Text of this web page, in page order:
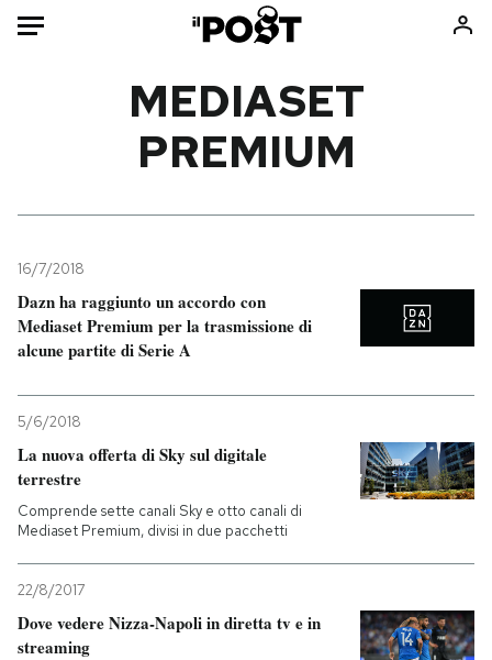
Mondo
Tecnologia
Internet
Scienza
Libri
Mondiali calcio 2026
PODCAST
MEDIASET
PREMIUM
16/7/2018
Dazn ha raggiunto un accordo con
Mediaset Premium per la trasmissione di
alcune partite di Serie A
5/6/2018
La nuova offerta di Sky sul digitale
terrestre
Comprende sette canali Sky e otto canali di
Mediaset Premium, divisi in due pacchetti
22/8/2017
Dove vedere Nizza-Napoli in diretta tv e in
streaming